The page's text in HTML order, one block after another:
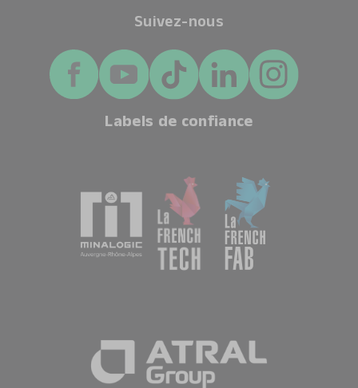
Suivez-nous
Labels de confiance